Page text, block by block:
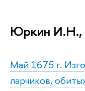
Юркин И.Н.,
Май 1675 г.
ларчиков,